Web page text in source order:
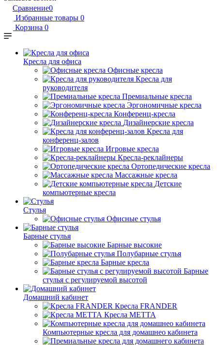
Сравнение0
Избранные товары 0
Корзина 0
Кресла для офиса
Офисные кресла
Кресла для
руководителя
Премиальные кресла
Эргономичные кресла
Конференц-кресла
Дизайнерские кресла
Кресла для
конференц-залов
Игровые кресла
Кресла-реклайнеры
Ортопедические кресла
Массажные кресла
Детские
компьютерные кресла
Стулья
Офисные стулья
Барные стулья
Барные высокие
Полубарные стулья
Барные кресла
Барные
стулья с регулируемой высотой
Домашний кабинет
Кресла FRANDER
Кресла METTA
Компьютерные кресла для домашнео кабинета